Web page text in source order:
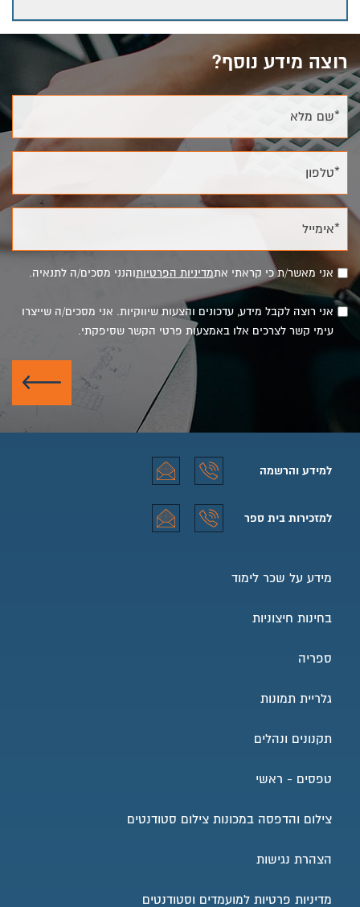
רוצה מידע נוסף?
*שם מלא
*טלפון
*אימייל
אני מאשר/ת כי קראתי אתמדיניות הפרטיותוהנני מסכים/ה לתנאיה.
אני רוצה לקבל מידע, עדכונים והצעות שיווקיות. אני מסכים/ה שייצרו
עימי קשר לצרכים אלו באמצעות פרטי הקשר שסיפקתי.
שלח
למידע והרשמה
למידע והרשמה טלפון
למידע והרשמה אימייל
למזכירות בית ספר
מידע על שכר לימוד
בחינות חיצוניות
ספריה
גלריית תמונות
תקנונים ונהלים
טפסים - ראשי
צילום והדפסה במכונות צילום סטודנטים
הצהרת נגישות
מדיניות פרטיות למועמדים וסטודנטים